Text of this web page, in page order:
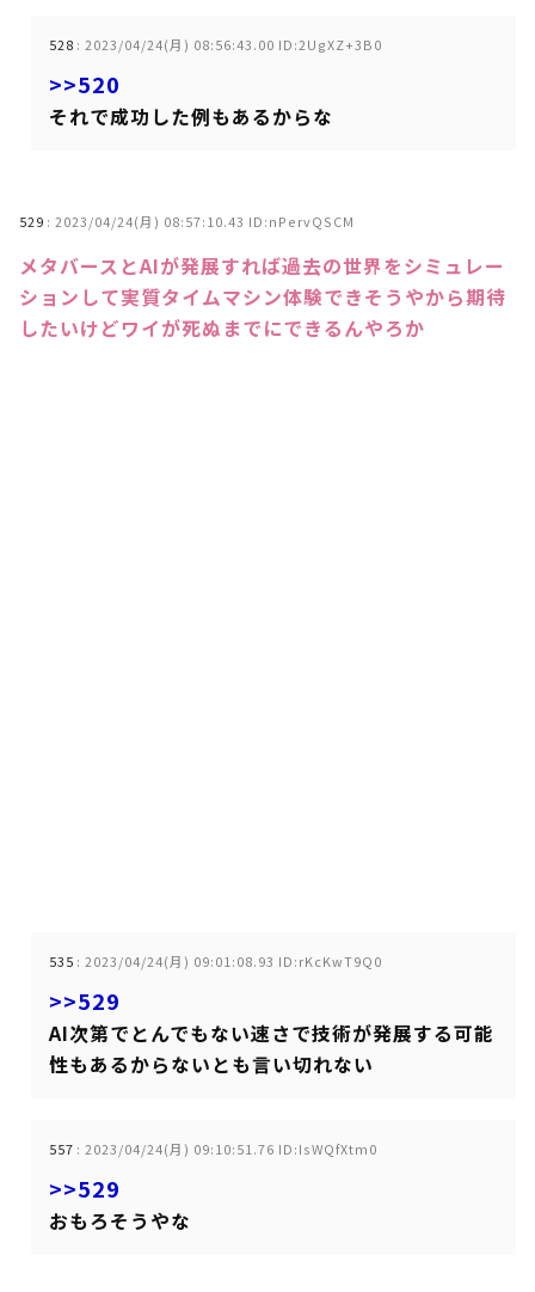
528 : 2023/04/24(月) 08:56:43.00 ID:2UgXZ+3B0
>>520
それで成功した例もあるからな
529 : 2023/04/24(月) 08:57:10.43 ID:nPervQSCM
メタバースとAIが発展すれば過去の世界をシミュレー
ションして実質タイムマシン体験できそうやから期待
したいけどワイが死ぬまでにできるんやろか
535 : 2023/04/24(月) 09:01:08.93 ID:rKcKwT9Q0
>>529
AI次第でとんでもない速さで技術が発展する可能
性もあるからないとも言い切れない
557 : 2023/04/24(月) 09:10:51.76 ID:IsWQfXtm0
>>529
おもろそうやな